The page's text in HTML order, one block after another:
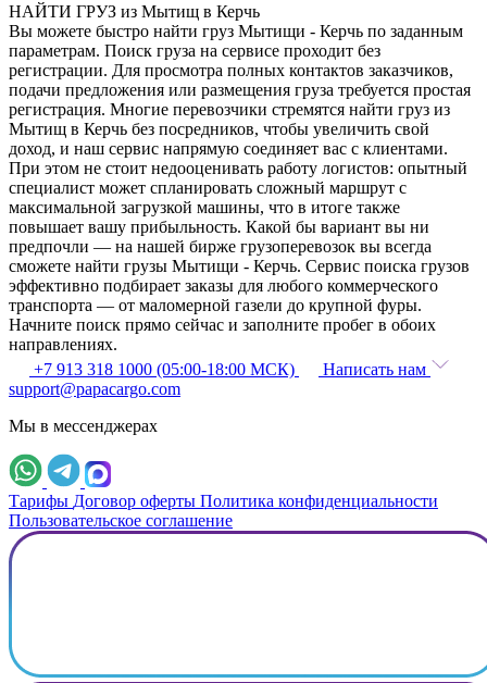
НАЙТИ ГРУЗ из Мытищ в Керчь
Вы можете быстро найти груз Мытищи - Керчь по заданным
параметрам. Поиск груза на сервисе проходит без
регистрации. Для просмотра полных контактов заказчиков,
подачи предложения или размещения груза требуется простая
регистрация. Многие перевозчики стремятся найти груз из
Мытищ в Керчь без посредников, чтобы увеличить свой
доход, и наш сервис напрямую соединяет вас с клиентами.
При этом не стоит недооценивать работу логистов: опытный
специалист может спланировать сложный маршрут с
максимальной загрузкой машины, что в итоге также
повышает вашу прибыльность. Какой бы вариант вы ни
предпочли — на нашей бирже грузоперевозок вы всегда
сможете найти грузы Мытищи - Керчь. Сервис поиска грузов
эффективно подбирает заказы для любого коммерческого
транспорта — от маломерной газели до крупной фуры.
Начните поиск прямо сейчас и заполните пробег в обоих
направлениях.
+7 913 318 1000 (05:00-18:00 МСК)
Написать нам
support@papacargo.com
Мы в мессенджерах
Тарифы Договор оферты Политика конфиденциальности
Пользовательское соглашение